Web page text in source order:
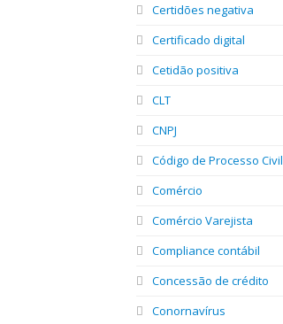
Certidões negativa
Certificado digital
Cetidão positiva
CLT
CNPJ
Código de Processo Civil
Comércio
Comércio Varejista
Compliance contábil
Concessão de crédito
Conornavírus